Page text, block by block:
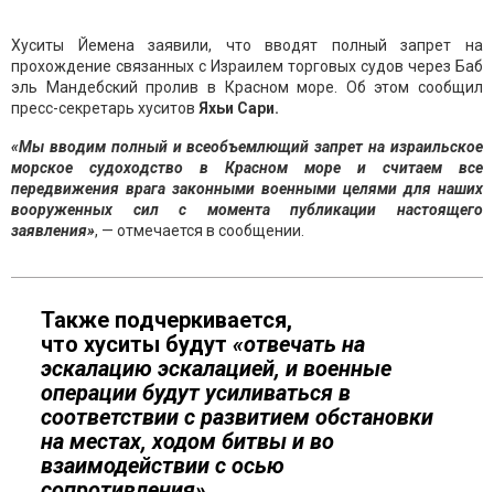
Хуситы Йемена заявили, что вводят полный запрет на
прохождение связанных с Израилем торговых судов через Баб
эль Мандебский пролив в Красном море. Об этом сообщил
пресс-секретарь хуситов Яхьи Сари.
«Мы вводим полный и всеобъемлющий запрет на израильское
морское судоходство в Красном море и считаем все
передвижения врага законными военными целями для наших
вооруженных сил с момента публикации настоящего
заявления», — отмечается в сообщении.
Также подчеркивается,
что хуситы будут «отвечать на
эскалацию эскалацией, и военные
операции будут усиливаться в
соответствии с развитием обстановки
на местах, ходом битвы и во
взаимодействии с осью